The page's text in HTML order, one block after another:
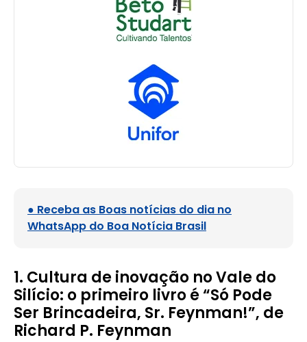
● Receba as Boas notícias do dia no
WhatsApp do Boa Notícia Brasil
1. Cultura de inovação no Vale do
Silício: o primeiro livro é “Só Pode
Ser Brincadeira, Sr. Feynman!”, de
Richard P. Feynman